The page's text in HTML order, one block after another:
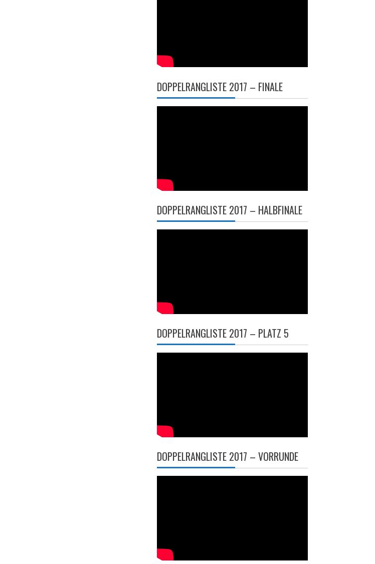
DOPPELRANGLISTE 2017 – FINALE
DOPPELRANGLISTE 2017 – HALBFINALE
DOPPELRANGLISTE 2017 – PLATZ 5
DOPPELRANGLISTE 2017 – VORRUNDE